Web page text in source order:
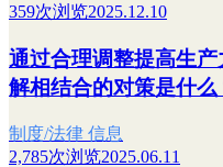
359次浏览2025.12.10
通过合理调整提高生
解相结合的对策是什么
制度/法律 信息
2,785次浏览2025.06.11